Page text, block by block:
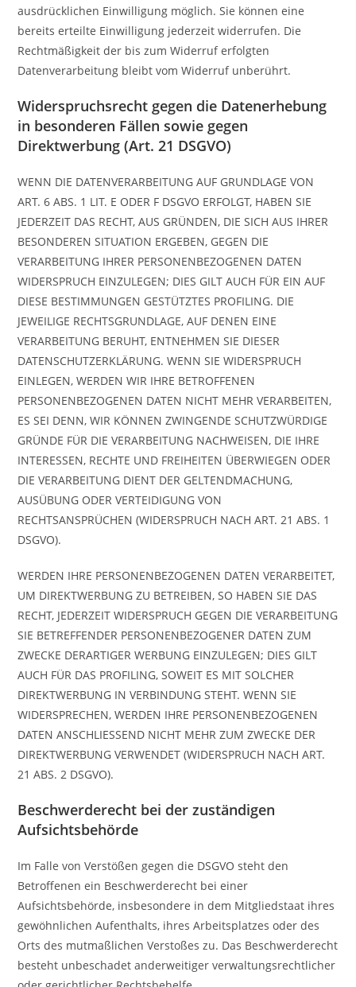
ausdrücklichen Einwilligung möglich. Sie können eine
bereits erteilte Einwilligung jederzeit widerrufen. Die
Rechtmäßigkeit der bis zum Widerruf erfolgten
Datenverarbeitung bleibt vom Widerruf unberührt.
Widerspruchsrecht gegen die Datenerhebung
in besonderen Fällen sowie gegen
Direktwerbung (Art. 21 DSGVO)
WENN DIE DATENVERARBEITUNG AUF GRUNDLAGE VON
ART. 6 ABS. 1 LIT. E ODER F DSGVO ERFOLGT, HABEN SIE
JEDERZEIT DAS RECHT, AUS GRÜNDEN, DIE SICH AUS IHRER
BESONDEREN SITUATION ERGEBEN, GEGEN DIE
VERARBEITUNG IHRER PERSONENBEZOGENEN DATEN
WIDERSPRUCH EINZULEGEN; DIES GILT AUCH FÜR EIN AUF
DIESE BESTIMMUNGEN GESTÜTZTES PROFILING. DIE
JEWEILIGE RECHTSGRUNDLAGE, AUF DENEN EINE
VERARBEITUNG BERUHT, ENTNEHMEN SIE DIESER
DATENSCHUTZERKLÄRUNG. WENN SIE WIDERSPRUCH
EINLEGEN, WERDEN WIR IHRE BETROFFENEN
PERSONENBEZOGENEN DATEN NICHT MEHR VERARBEITEN,
ES SEI DENN, WIR KÖNNEN ZWINGENDE SCHUTZWÜRDIGE
GRÜNDE FÜR DIE VERARBEITUNG NACHWEISEN, DIE IHRE
INTERESSEN, RECHTE UND FREIHEITEN ÜBERWIEGEN ODER
DIE VERARBEITUNG DIENT DER GELTENDMACHUNG,
AUSÜBUNG ODER VERTEIDIGUNG VON
RECHTSANSPRÜCHEN (WIDERSPRUCH NACH ART. 21 ABS. 1
DSGVO).
WERDEN IHRE PERSONENBEZOGENEN DATEN VERARBEITET,
UM DIREKTWERBUNG ZU BETREIBEN, SO HABEN SIE DAS
RECHT, JEDERZEIT WIDERSPRUCH GEGEN DIE VERARBEITUNG
SIE BETREFFENDER PERSONENBEZOGENER DATEN ZUM
ZWECKE DERARTIGER WERBUNG EINZULEGEN; DIES GILT
AUCH FÜR DAS PROFILING, SOWEIT ES MIT SOLCHER
DIREKTWERBUNG IN VERBINDUNG STEHT. WENN SIE
WIDERSPRECHEN, WERDEN IHRE PERSONENBEZOGENEN
DATEN ANSCHLIESSEND NICHT MEHR ZUM ZWECKE DER
DIREKTWERBUNG VERWENDET (WIDERSPRUCH NACH ART.
21 ABS. 2 DSGVO).
Beschwerde­recht bei der zuständigen
Aufsichts­behörde
Im Falle von Verstößen gegen die DSGVO steht den
Betroffenen ein Beschwerderecht bei einer
Aufsichtsbehörde, insbesondere in dem Mitgliedstaat ihres
gewöhnlichen Aufenthalts, ihres Arbeitsplatzes oder des
Orts des mutmaßlichen Verstoßes zu. Das Beschwerderecht
besteht unbeschadet anderweitiger verwaltungsrechtlicher